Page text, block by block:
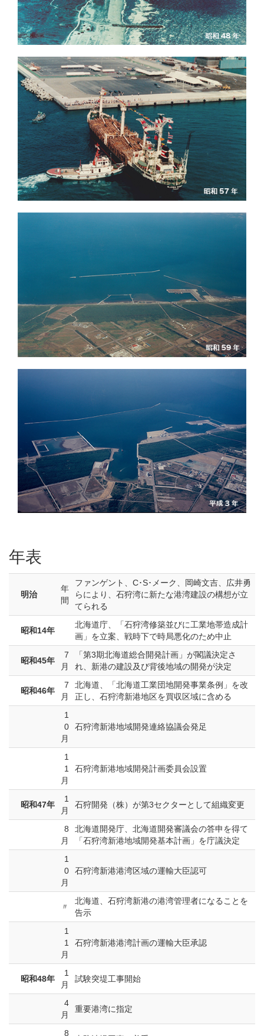
年表
明治
年
間
ファンゲント、C･S･メーク、岡崎文吉、広井勇
らにより、石狩湾に新たな港湾建設の構想が立
てられる
昭和14年
北海道庁、「石狩湾修築並びに工業地帯造成計
画」を立案、戦時下で時局悪化のため中止
昭和45年
7
月
「第3期北海道総合開発計画」が閣議決定さ
れ、新港の建設及び背後地域の開発が決定
昭和46年
7
月
北海道、「北海道工業団地開発事業条例」を改
正し、石狩湾新港地区を買収区域に含める
1
0
月
石狩湾新港地域開発連絡協議会発足
1
1
月
石狩湾新港地域開発計画委員会設置
昭和47年
1
月
石狩開発（株）が第3セクターとして組織変更
8
月
北海道開発庁、北海道開発審議会の答申を得て
「石狩湾新港地域開発基本計画」を庁議決定
1
0
月
石狩湾新港港湾区域の運輸大臣認可
〃
北海道、石狩湾新港の港湾管理者になることを
告示
1
1
月
石狩湾新港港湾計画の運輸大臣承認
昭和48年
1
月
試験突堤工事開始
4
月
重要港湾に指定
8